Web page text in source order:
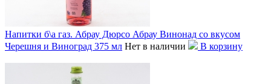
Напитки б\а газ. Абрау Дюрсо Абрау Винонад со вкусом
Черешня и Виноград 375 мл Нет в наличии В корзину